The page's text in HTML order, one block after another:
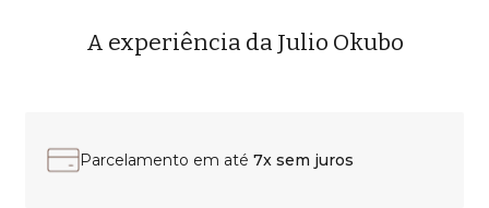
A experiência da Julio Okubo
Parcelamento em até 7x sem juros